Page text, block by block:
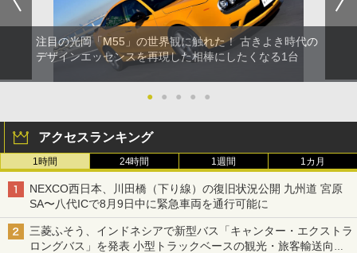
注目の光岡「M55」の世界観に触れた！ 古きよき時代の
デザインエッセンスを再現した相棒にしたくなる1台
● ● ● ● ●
アクセスランキング
1時間 24時間 1週間 1カ月
NEXCO西日本、川田橋（下り線）の復旧状況公開 九州道 宮原
SA〜八代ICで8月9日中に緊急車両を通行可能に
三菱ふそう、インドネシアで新型バス「キャンター・エクストラ
ロングバス」を発表 小型トラックベースの観光・旅客輸送向け